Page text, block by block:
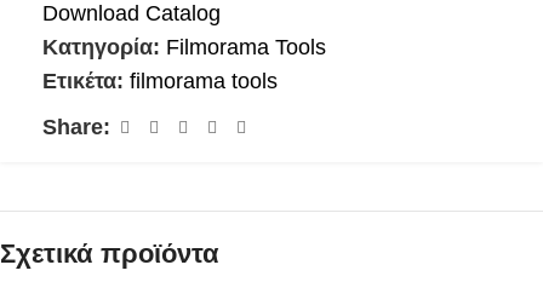
Download Catalog
Κατηγορία: Filmorama Tools
Ετικέτα: filmorama tools
Share:
Σχετικά προϊόντα